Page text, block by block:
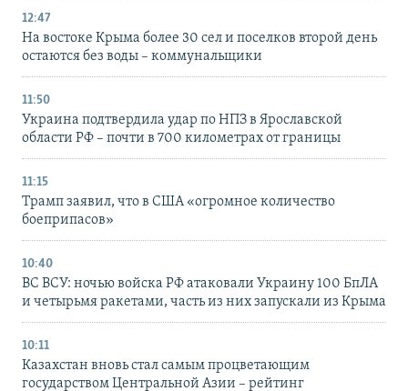
12:47
На востоке Крыма более 30 сел и поселков второй день
остаются без воды – коммунальщики
11:50
Украина подтвердила удар по НПЗ в Ярославской
области РФ – почти в 700 километрах от границы
11:15
Трамп заявил, что в США «огромное количество
боеприпасов»
10:40
ВС ВСУ: ночью войска РФ атаковали Украину 100 БпЛА
и четырьмя ракетами, часть из них запускали из Крыма
10:11
Казахстан вновь стал самым процветающим
государством Центральной Азии – рейтинг